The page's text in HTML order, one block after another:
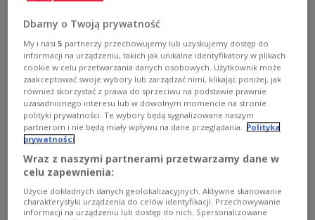
«На межі»: Українське товариство у Любліні
вшанує пам’ять Симона Петлюри до 100
роковин вбивства отамана армії УНР.
«Сьогодення»: як грамотно розмежувати
робочий і приватний час?
АУДІО 1
 28'20 
Dbamy o Twoją prywatność
My i nasi5 partnerzy przechowujemy lub uzyskujemy dostęp do
informacji na urządzeniu, takich jak unikalne identyfikatory w plikach
cookie w celu przetwarzania danych osobowych. Użytkownik może
zaakceptować swoje wybory lub zarządzać nimi, klikając poniżej, jak
również skorzystać z prawa do sprzeciwu na podstawie prawnie
uzasadnionego interesu lub w dowolnym momencie na stronie
polityki prywatności. Te wybory będą sygnalizowane naszym
partnerom i nie będą miały wpływu na dane przeglądania. Polityka
prywatności
Wraz z naszymi partnerami przetwarzamy dane w
celu zapewnienia:
Użycie dokładnych danych geolokalizacyjnych. Aktywne skanowanie
charakterystyki urządzenia do celów identyfikacji. Przechowywanie
informacji na urządzeniu lub dostęp do nich. Spersonalizowane